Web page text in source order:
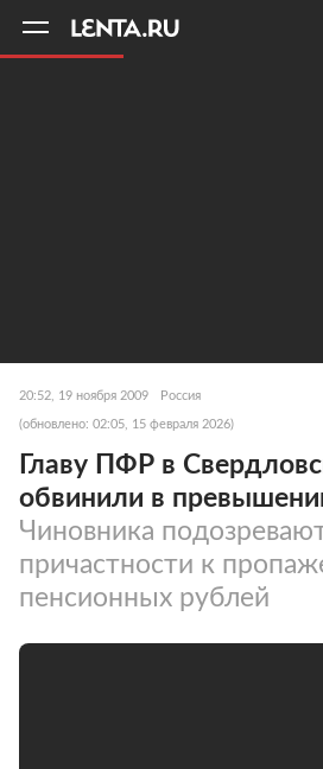
20:52, 19 ноября 2009 Россия
(обновлено: 02:05, 15 февраля 2026)
Главу ПФР в
обвинили в
Чиновника
причастности к
пенсионных рублей